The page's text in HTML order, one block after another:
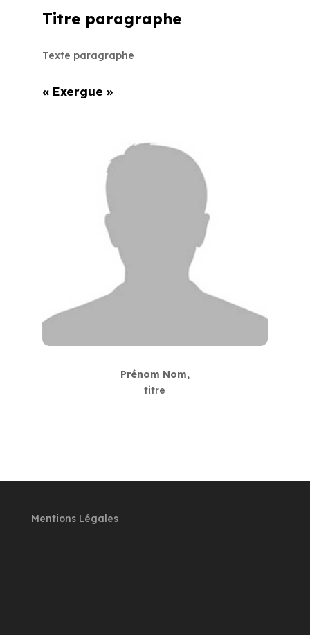
Titre paragraphe
Texte paragraphe
« Exergue »
Prénom Nom,
titre
Mentions Légales